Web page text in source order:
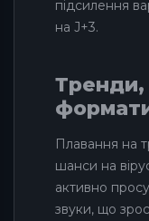
підсилення
на J+3.
Тренди,
Плавання на
шанси на
активно
звуки, що